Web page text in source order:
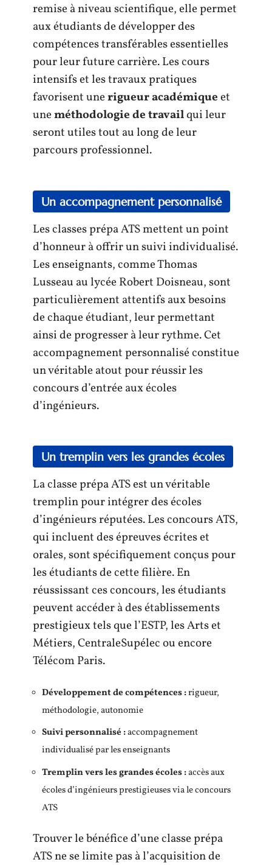
remise à niveau scientifique, elle permet
aux étudiants de développer des
compétences transférables essentielles
pour leur future carrière. Les cours
intensifs et les travaux pratiques
favorisent unerigueur académiqueet
uneméthodologie de travailqui leur
seront utiles tout au long de leur
parcours professionnel.
Un accompagnement personnalisé
Les classes prépa ATS mettent un point
d’honneur à offrir un suivi individualisé.
Les enseignants, comme Thomas
Lusseau au lycée Robert Doisneau, sont
particulièrement attentifs aux besoins
de chaque étudiant, leur permettant
ainsi de progresser à leur rythme. Cet
accompagnement personnalisé constitue
un véritable atout pour réussir les
concours d’entrée aux écoles
d’ingénieurs.
Un tremplin vers les grandes écoles
La classe prépa ATS est un véritable
tremplin pour intégrer des écoles
d’ingénieurs réputées. Les concours ATS,
qui incluent des épreuves écrites et
orales, sont spécifiquement conçus pour
les étudiants de cette filière. En
réussissant ces concours, les étudiants
peuvent accéder à des établissements
prestigieux tels que l’ESTP, les Arts et
Métiers, CentraleSupélec ou encore
Télécom Paris.
Développement de compétences :rigueur,
méthodologie, autonomie
Suivi personnalisé :accompagnement
individualisé par les enseignants
Tremplin vers les grandes écoles :accès aux
écoles d’ingénieurs prestigieuses via le concours
ATS
Trouver le bénéfice d’une classe prépa
ATS ne se limite pas à l’acquisition de